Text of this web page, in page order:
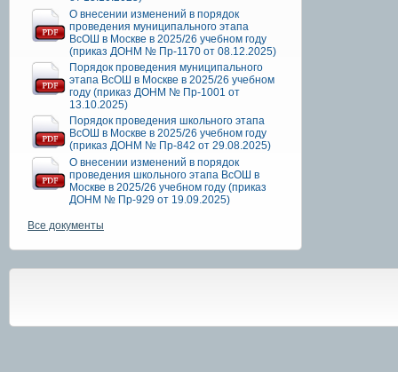
О внесении изменений в порядок
проведения муниципального этапа
ВсОШ в Москве в 2025/26 учебном году
(приказ ДОНМ № Пр-1170 от 08.12.2025)
Порядок проведения муниципального
этапа ВсОШ в Москве в 2025/26 учебном
году (приказ ДОНМ № Пр-1001 от
13.10.2025)
Порядок проведения школьного этапа
ВсОШ в Москве в 2025/26 учебном году
(приказ ДОНМ № Пр-842 от 29.08.2025)
О внесении изменений в порядок
проведения школьного этапа ВсОШ в
Москве в 2025/26 учебном году (приказ
ДОНМ № Пр-929 от 19.09.2025)
Все документы